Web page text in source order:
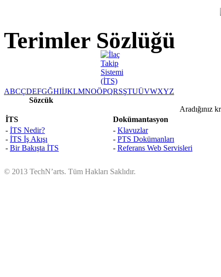
Terimler Sözlüğü
ABCÇDEFGĞHIİJKLMNOÖPQRSŞTUÜVWXYZ
Sözcük
Aradığınız
İTS
Dokümantasyon
- İTS Nedir?
- İTS İş Akışı
- Bir Bakışta İTS
- Klavuzlar
- PTS Dokümanları
- Referans Web Servisleri
© 2013 TechN’arts. Tüm Hakları Saklıdır.